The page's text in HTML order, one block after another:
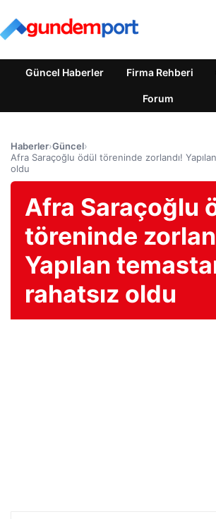
Güncel Haberler Firma Rehberi
Forum
Haberler›Güncel›
Afra Saraçoğlu ödül töreninde zorlandı!
oldu
Afra Saraçoğlu
töreninde
Yapılan
rahatsız oldu